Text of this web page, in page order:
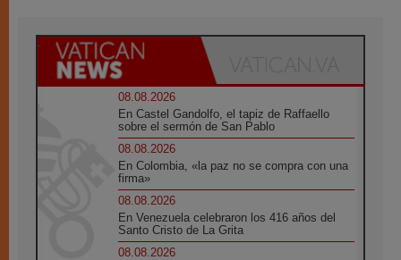
08.08.2026
En Castel Gandolfo, el tapiz de Raffaello
sobre el sermón de San Pablo
08.08.2026
En Colombia, «la paz no se compra con una
firma»
08.08.2026
En Venezuela celebraron los 416 años del
Santo Cristo de La Grita
08.08.2026